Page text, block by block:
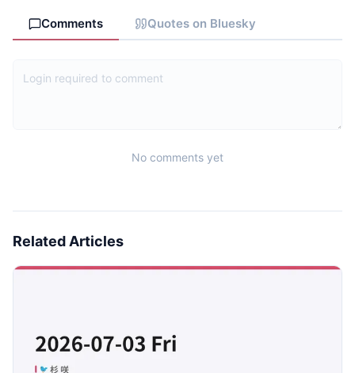
Comments Quotes on Bluesky
No comments yet
Related Articles